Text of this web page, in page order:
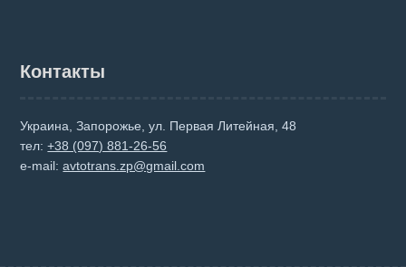
Контакты
Украина, Запорожье, ул. Первая Литейная, 48
тел:+38 (097) 881-26-56
e-mail:avtotrans.zp@gmail.com